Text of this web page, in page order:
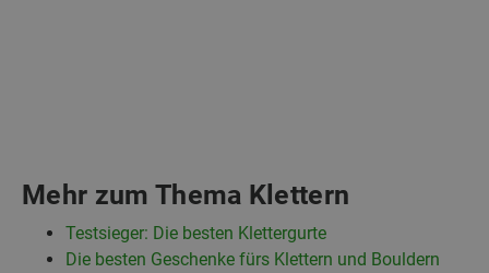
Mehr zum Thema Klettern
Testsieger: Die besten Klettergurte
Die besten Geschenke fürs Klettern und Bouldern